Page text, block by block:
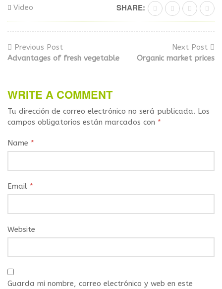
Video SHARE:
Previous Post
Advantages of fresh vegetable
Next Post
Organic market prices
WRITE A COMMENT
Tu dirección de correo electrónico no será publicada. Los
campos obligatorios están marcados con *
Name *
Email *
Website
Guarda mi nombre, correo electrónico y web en este